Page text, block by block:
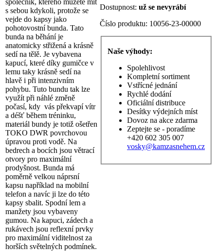
s sebou kdykoli, protože se
vejde do kapsy jako
pohotovostní bunda. Tato
bunda na běhání je
anatomicky střižená a krásně
sedí na tělě. Je vybavena
kapucí, které díky gumičce v
lemu taky krásně sedí na
hlavě i při intenzivním
pohybu. Tuto bundu tak lze
využít při náhlé změně
počasí, kdy vás překvapí vítr
a déšť během tréninku,
materiál bundy je totiž ošetřen
TOKO DWR povrchovou
úpravou proti vodě. Na
bedrech a bocích jsou větrací
otvory pro maximální
prodyšnost. Bunda má
poměrně velkou náprsní
kapsu například na mobilní
telefon a navíc ji lze do této
kapsy sbalit. Spodní lem a
manžety jsou vybaveny
gumou. Na kapuci, zádech a
rukávech jsou reflexní prvky
pro maximální viditelnost za
horších světelných podmínek.
Dostupnost: už se nevyrábí
Číslo produktu: 10056-23-00000
Naše výhody:
Spolehlivost
Kompletní sortiment
Vstřícné jednání
Rychlé dodání
Oficiální distribuce
Desítky výdejních míst
Dovoz na akce zdarma
Zeptejte se - poradíme
+420 602 305 007
vosky@kamzasnehem.cz